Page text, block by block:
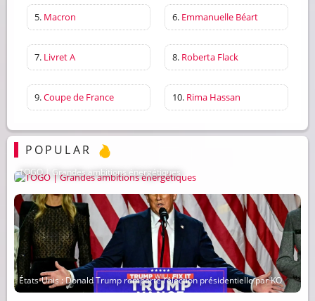
5. Macron 6. Emmanuelle Béart
7. Livret A 8. Roberta Flack
9.Coupe de France 10. Rima Hassan
POPULAR
TOGO | Grandes ambitions énergétiques
États-Unis : Donald Trump remporte l’élection présidentielle par KO